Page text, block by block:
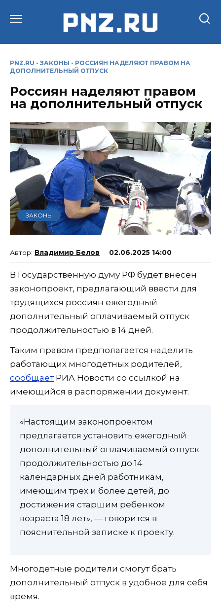
PNZ.RU - ЗАКОНЫ - РОССИЯН НАДЕЛЯЮТ ПРАВОМ НА
ДОПОЛНИТЕЛЬНЫЙ ОТПУСК
Россиян наделяют правом
на дополнительный отпуск
ЗАКОНЫ
Владимир Белов 02.06.2025 14:00
В Государственную думу РФ будет внесен
законопроект, предлагающий ввести для
трудящихся россиян ежегодный
дополнительный оплачиваемый отпуск
продолжительностью в 14 дней.
Таким правом предполагается наделить
работающих многодетных родителей,
сообщаетРИА Новости со ссылкой на
имеющийся в распоряжении документ.
«Настоящим законопроектом
предлагается установить ежегодный
дополнительный оплачиваемый отпуск
продолжительностью до 14
календарных дней работникам,
имеющим трех и более детей, до
достижения старшим ребенком
возраста 18 лет», — говорится в
пояснительной записке к проекту.
Многодетные родители смогут брать
дополнительный отпуск в удобное для себя
время.